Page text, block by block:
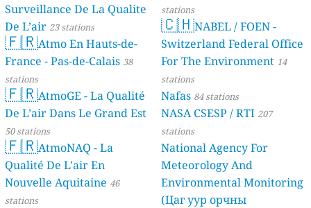
Surveillance De La Qualite
De L’air 23 stations
🇫🇷Atmo En Hauts-de-
France - Pas-de-Calais 38
stations
🇫🇷AtmoGE - La Qualité
De L’air Dans Le Grand Est
50 stations
🇫🇷AtmoNAQ - La
Qualité De L’air En
Nouvelle Aquitaine 46
stations
stations
🇨🇭NABEL / FOEN -
Switzerland Federal Office
For The Environment 14
stations
Nafas 84 stations
NASA CSESP / RTI 207
stations
National Agency For
Meteorology And
Environmental Monitoring
(Цаг уур орчны